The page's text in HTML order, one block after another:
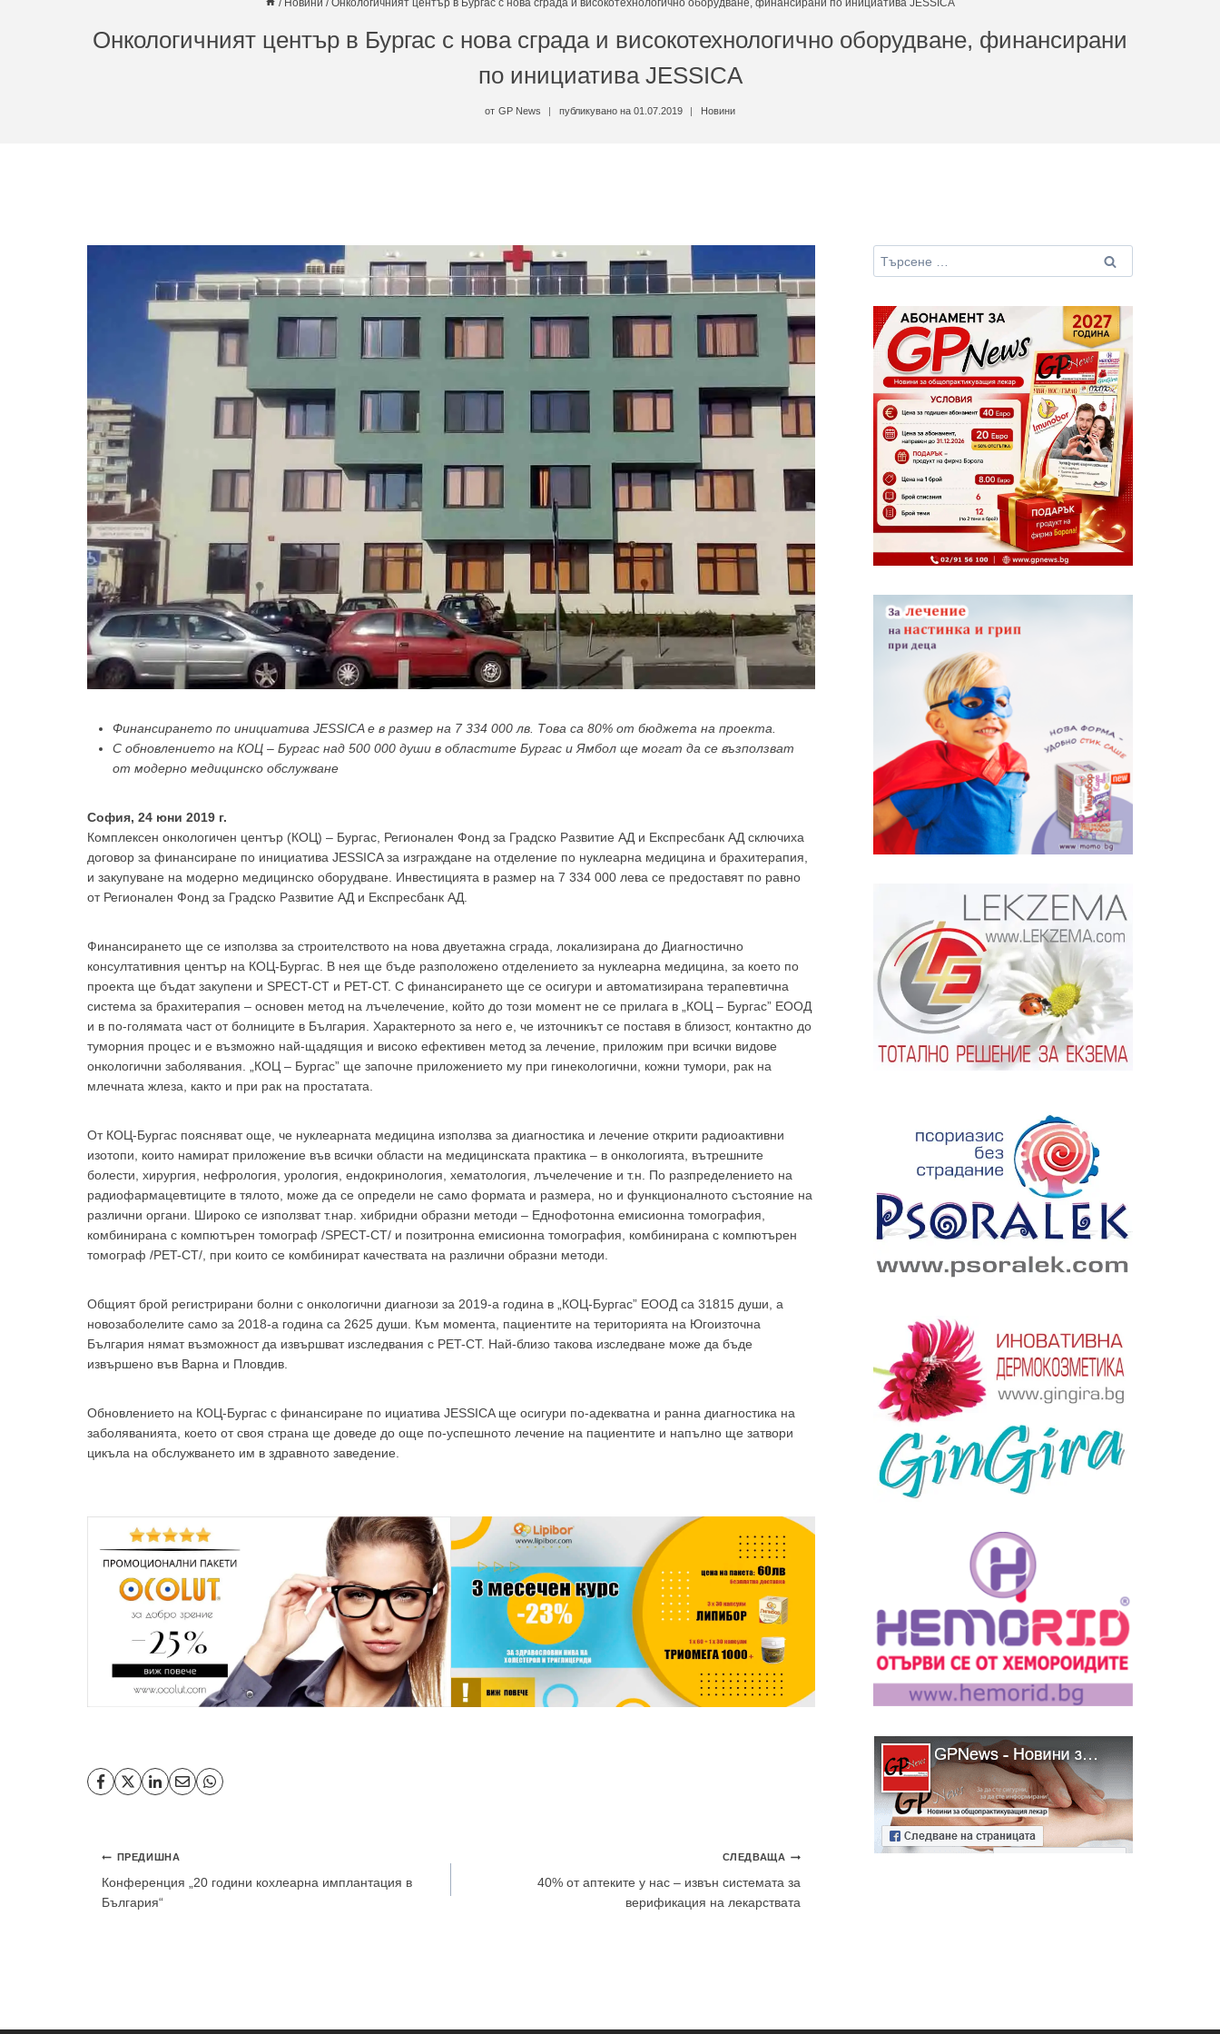
/ Новини / Онкологичният център в Бургас с нова сграда и високотехнологично оборудване, финансирани по инициатива JESSICA
Онкологичният център в Бургас с нова сграда и високотехнологично оборудване, финансирани
по инициатива JESSICA
от GP News публикувано на 01.07.2019 Новини
Финансирането по инициатива JESSICA е в размер на 7 334 000 лв. Това са 80% от бюджета на проекта.
С обновлението на КОЦ – Бургас над 500 000 души в областите Бургас и Ямбол ще могат да се възползват
от модерно медицинско обслужване
София, 24 юни 2019 г.
Комплексен онкологичен център (КОЦ) – Бургас, Регионален Фонд за Градско Развитие АД и Експресбанк АД сключиха
договор за финансиране по инициатива JESSICA за изграждане на отделение по нуклеарна медицина и брахитерапия,
и закупуване на модерно медицинско оборудване. Инвестицията в размер на 7 334 000 лева се предоставят по равно
от Регионален Фонд за Градско Развитие АД и Експресбанк АД.
Финансирането ще се използва за строителството на нова двуетажна сграда, локализирана до Диагностично
консултативния център на КОЦ-Бургас. В нея ще бъде разположено отделението за нуклеарна медицина, за което по
проекта ще бъдат закупени и SPECT-CT и PET-CT. С финансирането ще се осигури и автоматизирана терапевтична
система за брахитерапия – основен метод на лъчелечение, който до този момент не се прилага в „КОЦ – Бургас” ЕООД
и в по-голямата част от болниците в България. Характерното за него е, че източникът се поставя в близост, контактно до
туморния процес и е възможно най-щадящия и високо ефективен метод за лечение, приложим при всички видове
онкологични заболявания. „КОЦ – Бургас” ще започне приложението му при гинекологични, кожни тумори, рак на
млечната жлеза, както и при рак на простатата.
От КОЦ-Бургас поясняват още, че нуклеарната медицина използва за диагностика и лечение открити радиоактивни
изотопи, които намират приложение във всички области на медицинската практика – в онкологията, вътрешните
болести, хирургия, нефрология, урология, ендокринология, хематология, лъчелечение и т.н. По разпределението на
радиофармацевтиците в тялото, може да се определи не само формата и размера, но и функционалното състояние на
различни органи. Широко се използват т.нар. хибридни образни методи – Еднофотонна емисионна томография,
комбинирана с компютърен томограф /SPECT-CT/ и позитронна емисионна томография, комбинирана с компютърен
томограф /PET-CT/, при които се комбинират качествата на различни образни методи.
Общият брой регистрирани болни с онкологични диагнози за 2019-а година в „КОЦ-Бургас” ЕООД са 31815 души, а
новозаболелите само за 2018-а година са 2625 души. Към момента, пациентите на територията на Югоизточна
България нямат възможност да извършват изследвания с PET-СТ. Най-близо такова изследване може да бъде
извършено във Варна и Пловдив.
Обновлението на КОЦ-Бургас с финансиране по ициатива JESSICA ще осигури по-адекватна и ранна диагностика на
заболяванията, което от своя страна ще доведе до още по-успешното лечение на пациентите и напълно ще затвори
цикъла на обслужването им в здравното заведение.
Навигация
ПРЕДИШНА
Конференция „20 години кохлеарна имплантация в
България“
СЛЕДВАЩА
40% от аптеките у нас – извън системата за
верификация на лекарствата
Търсене
за:
GPNews
да виждате специализирано медицинско съдържание
декларирате, че сте
медицински специалист
Аз съм медицински специалист Не съм медицински специалист